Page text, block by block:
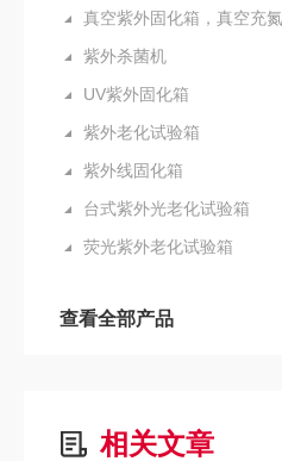
紫外杀菌机
UV紫外固化箱
紫外老化试验箱
紫外线固化箱
台式紫外光老化试验箱
荧光紫外老化试验箱
查看全部产品
相关文章